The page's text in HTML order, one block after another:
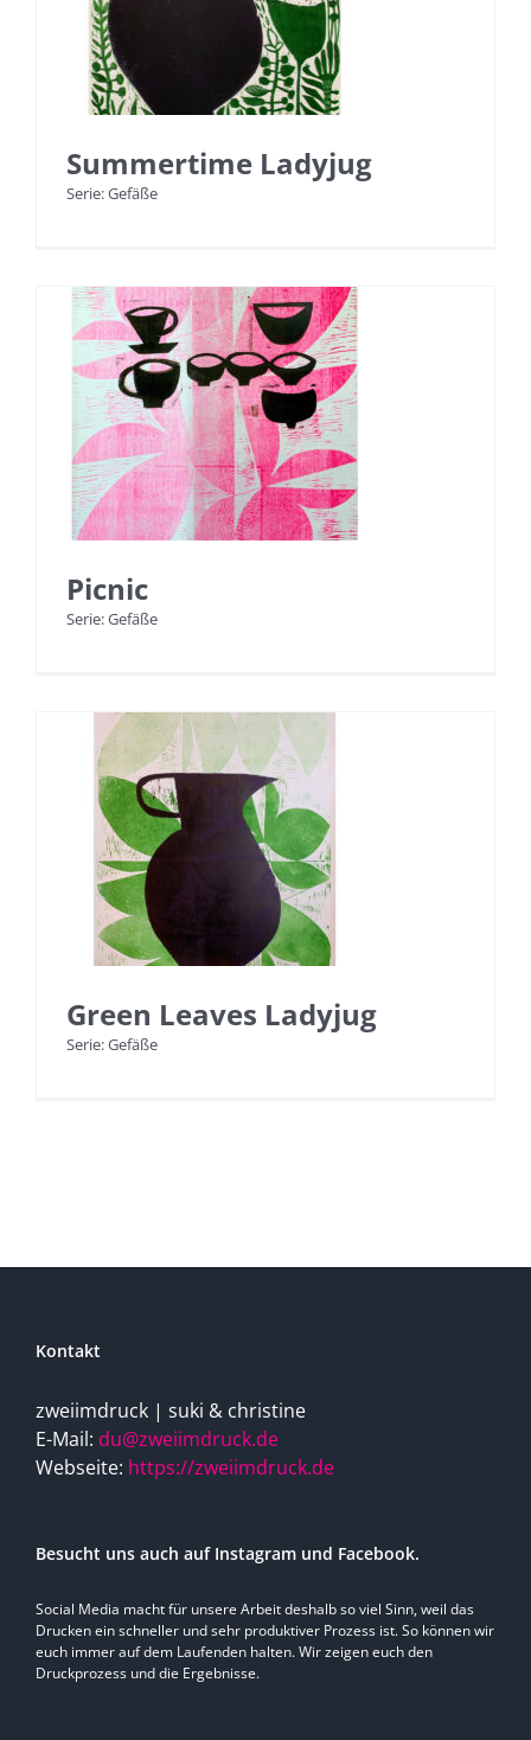
Summertime Ladyjug
Serie: Gefäße
Picnic
Serie: Gefäße
Green Leaves Ladyjug
Serie: Gefäße
Kontakt
zweiimdruck | suki & christine
E-Mail: du@zweiimdruck.de
Webseite: https://zweiimdruck.de
Besucht uns auch auf Instagram und Facebook.
Social Media macht für unsere Arbeit deshalb so viel Sinn, weil das
Drucken ein schneller und sehr produktiver Prozess ist. So können wir
euch immer auf dem Laufenden halten. Wir zeigen euch den
Druckprozess und die Ergebnisse.